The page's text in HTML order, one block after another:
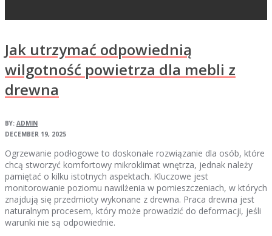
Jak utrzymać odpowiednią
wilgotność powietrza dla mebli z
drewna
BY: ADMIN
DECEMBER 19, 2025
Ogrzewanie podłogowe to doskonałe rozwiązanie dla osób, które
chcą stworzyć komfortowy mikroklimat wnętrza, jednak należy
pamiętać o kilku istotnych aspektach. Kluczowe jest
monitorowanie poziomu nawilżenia w pomieszczeniach, w których
znajdują się przedmioty wykonane z drewna. Praca drewna jest
naturalnym procesem, który może prowadzić do deformacji, jeśli
warunki nie są odpowiednie.